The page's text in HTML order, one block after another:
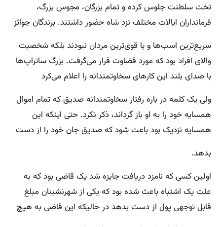
تخت سلطنت جلوس کرده و تمام بزرگان، مجوس بزرگ،
فرمانداران ایالات مختلف نزد شاه حضور داشتند. برندگان جوائز
سریع‌ترین اسب‌ها و یا قوی‌ترین مردان نبودند بلکه شخصیت
والای افراد بود که مورد قضاوت قرار می‌گرفت. بزرگ ساتراپ‌ها
با صدای بلند این کارهای سخاوتمندانه را اعلام می‌کرد
ولی یک کلمه در باره رفتار سخاوتمندانه صدیق که تمام اموال
همسایه خود را به او باز گرداند، ذکر نکرد. حتی اینکه این
همسایه نزدیک بود باعث شود که صدیق جان خود را از دست
بدهد.
اولین کسی که نامزد دریافت جایزه شد یک قاضی بود که به
علت یک اشتباه باعث شده بود که یکی از شهرنشینان مبلغ
قابل توجهی پول از دست بدهد در حالیکه این قاضی به هیچ